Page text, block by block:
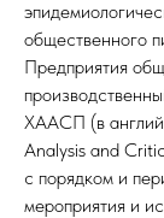
общественного
Предприятия
ХААСП (в
Analysis and
с порядком и
мероприятия и